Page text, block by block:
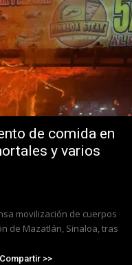
de comida en
y varios
movilización de cuerpos
de Mazatlán, Sinaloa, tras
Compartir >>